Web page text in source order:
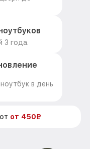
3 года.
в день
от 450₽